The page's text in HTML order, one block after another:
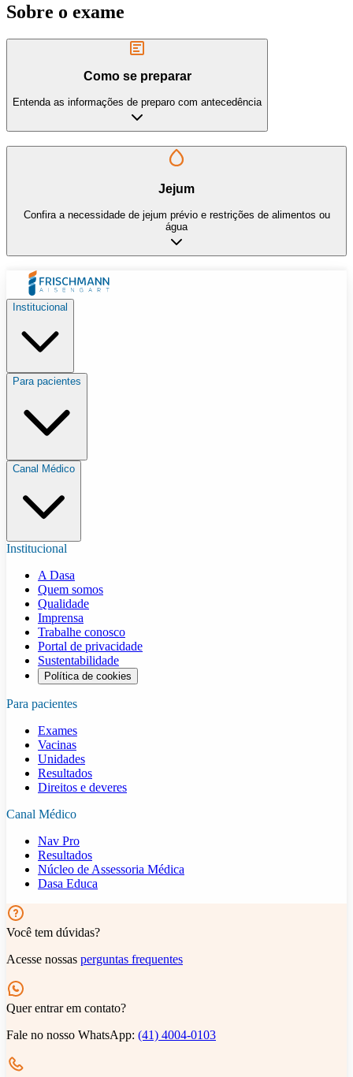
Sobre o exame
Como se preparar
Entenda as informações de preparo com antecedência
Jejum
Confira a necessidade de jejum prévio e restrições de alimentos ou
água
Institucional
Para pacientes
Canal Médico
Institucional
A Dasa
Quem somos
Qualidade
Imprensa
Trabalhe conosco
Portal de privacidade
Sustentabilidade
Política de cookies
Para pacientes
Exames
Vacinas
Unidades
Resultados
Direitos e deveres
Canal Médico
Nav Pro
Resultados
Núcleo de Assessoria Médica
Dasa Educa
Você tem dúvidas?
Acesse nossas perguntas frequentes
Quer entrar em contato?
Fale no nosso WhatsApp: (41) 4004-0103